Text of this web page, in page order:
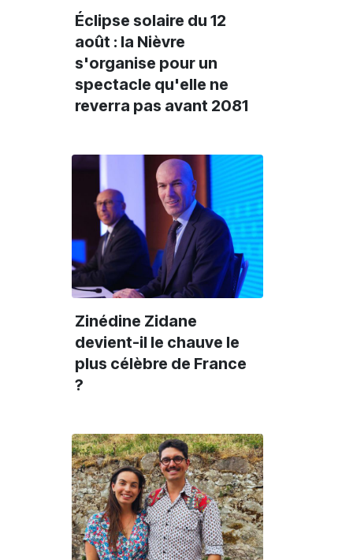
Éclipse solaire du 12
août : la Nièvre
s'organise pour un
spectacle qu'elle ne
reverra pas avant 2081
Zinédine Zidane
devient-il le chauve le
plus célèbre de France
?